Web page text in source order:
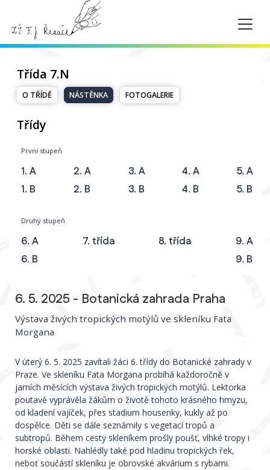
Třída 7.N
O TŘÍDĚ NÁSTĚNKA FOTOGALERIE
Třídy
První stupeň
1. A
1. B
2. A
2. B
3. A
3. B
4. A
4. B
5. A
5. B
Druhý stupeň
6. A
6. B
7. třída 8. třída
9. A
9. B
6. 5. 2025 - Botanická zahrada Praha
Výstava živých tropických motýlů ve skleníku Fata
Morgana
V úterý 6. 5. 2025 zavítali žáci 6. třídy do Botanické zahrady v
Praze. Ve skleníku Fata Morgana probíhá každoročně v
jarních měsících výstava živých tropických motýlů. Lektorka
poutavě vyprávěla žákům o životě tohoto krásného hmyzu,
od kladení vajíček, přes stadium housenky, kukly až po
dospělce. Děti se dále seznámily s vegetací tropů a
subtropů. Během cesty skleníkem prošly poušť, vlhké tropy i
horské oblasti. Nahlédly také pod hladinu tropických řek,
neboť součástí skleníku je obrovské akvárium s rybami.